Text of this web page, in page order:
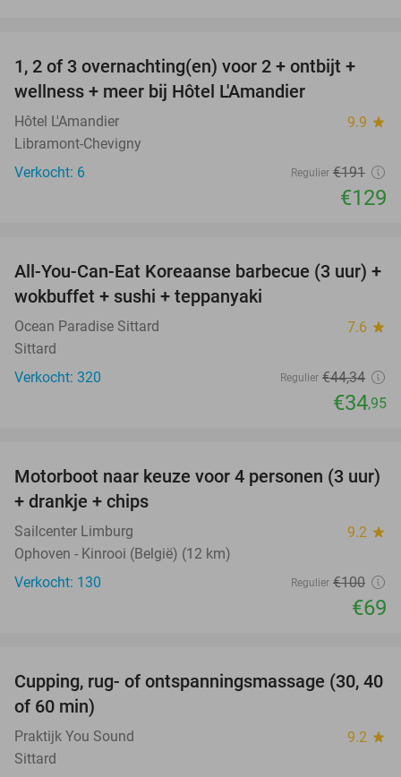
32%
TODAY
1, 2 of 3 overnachting(en) voor 2 + ontbijt +
wellness + meer bij Hôtel L'Amandier
Hôtel L'Amandier 9.9 star
Libramont-Chevigny
Verkocht: 6
Regulier €191
€129
21%
All-You-Can-Eat Koreaanse barbecue (3 uur) +
wokbuffet + sushi + teppanyaki
Ocean Paradise Sittard 7.6 star
Sittard
Verkocht: 320
Regulier €44,34
€34,95
31%
Motorboot naar keuze voor 4 personen (3 uur)
+ drankje + chips
Sailcenter Limburg 9.2 star
Ophoven - Kinrooi (België) (12 km)
Verkocht: 130
Regulier €100
€69
60%
Cupping, rug- of ontspanningsmassage (30, 40
of 60 min)
Praktijk You Sound 9.2 star
Sittard